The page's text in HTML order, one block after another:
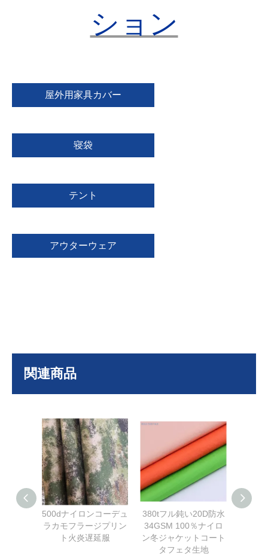
ション
屋外用家具カバー
寝袋
テント
アウターウェア
関連商品
500dナイロンコーデュ
ラカモフラージプリン
ト火炎遅延服
380tフル鈍い20D防水
34GSM 100％ナイロ
ン冬ジャケットコート
タフェタ生地